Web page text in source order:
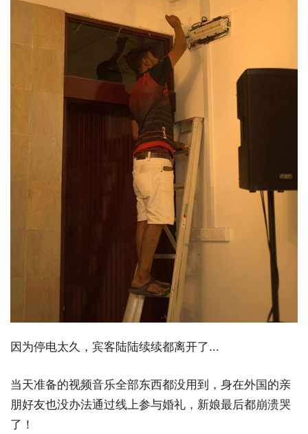
因为停电太久，宾客陆陆续续都离开了...
当天准备的视频音乐全部东西都没用到，身在外国的亲
朋好友也没办法通过线上参与婚礼，新娘最后都崩溃哭
了！